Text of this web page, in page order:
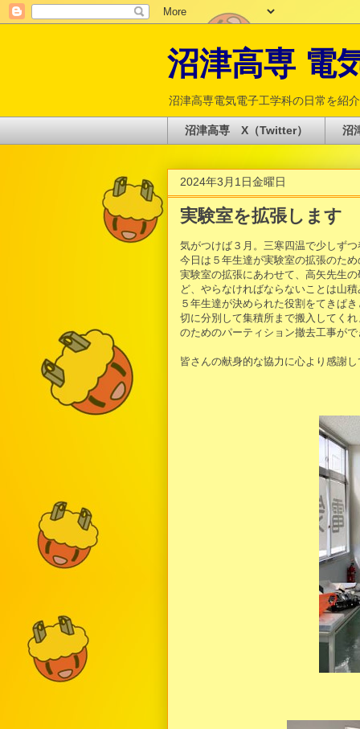
沼津高専 電
沼津高専電気電子工学科の日常を紹
沼津高専 X（Twitter） 沼
2024年3月1日金曜日
実験室を拡張します
気がつけば３月。三寒四温で少しず
今日は５年生達が実験室の拡張のた
実験室の拡張にあわせて、高矢先生
ど、やらなければならないことは山
５年生達が決められた役割をてきぱ
切に分別して集積所まで搬入してく
のためのパーティション撤去工事が
皆さんの献身的な協力に心より感謝